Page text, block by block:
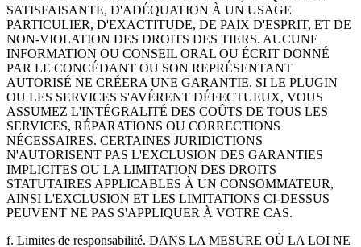
SATISFAISANTE, D'ADÉQUATION À UN USAGE
PARTICULIER, D'EXACTITUDE, DE PAIX D'ESPRIT, ET DE
NON-VIOLATION DES DROITS DES TIERS. AUCUNE
INFORMATION OU CONSEIL ORAL OU ÉCRIT DONNÉ
PAR LE CONCÉDANT OU SON REPRÉSENTANT
AUTORISÉ NE CRÉERA UNE GARANTIE. SI LE PLUGIN
OU LES SERVICES S'AVÉRENT DÉFECTUEUX, VOUS
ASSUMEZ L'INTÉGRALITÉ DES COÛTS DE TOUS LES
SERVICES, RÉPARATIONS OU CORRECTIONS
NÉCESSAIRES. CERTAINES JURIDICTIONS
N'AUTORISENT PAS L'EXCLUSION DES GARANTIES
IMPLICITES OU LA LIMITATION DES DROITS
STATUTAIRES APPLICABLES À UN CONSOMMATEUR,
AINSI L'EXCLUSION ET LES LIMITATIONS CI-DESSUS
PEUVENT NE PAS S'APPLIQUER À VOTRE CAS.
f. Limites de responsabilité. DANS LA MESURE OÙ LA LOI NE